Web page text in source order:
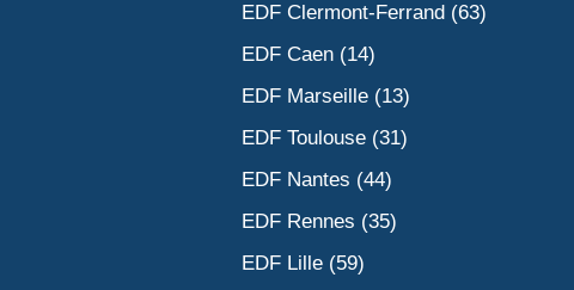
EDF Clermont-Ferrand (63)
EDF Caen (14)
EDF Marseille (13)
EDF Toulouse (31)
EDF Nantes (44)
EDF Rennes (35)
EDF Lille (59)